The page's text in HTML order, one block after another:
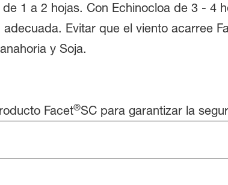
1 a 2 hojas. Con Echinocloa de 3 - 4
Evitar que el viento acarree
y Soja.
Facet®SC para garantizar la